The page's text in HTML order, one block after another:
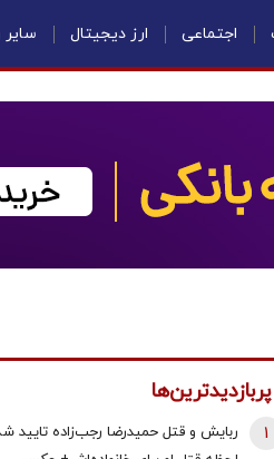
اجتماعی ارز دیجیتال سایر
پربازدیدترین‌ها
ربایش و قتل حمیدرضا رجب‌زاده تایید
1